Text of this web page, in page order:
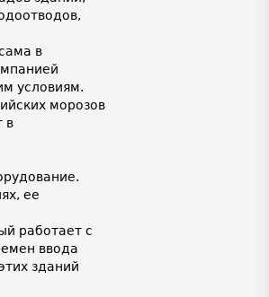
в
условиям.
морозов
в
ее
работает с
ввода
зданий